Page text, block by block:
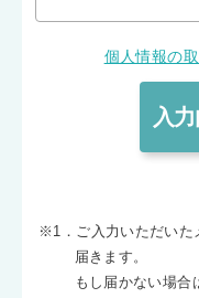
個人情報の
※1．ご入力いただいた
届きます。
もし届かない場合